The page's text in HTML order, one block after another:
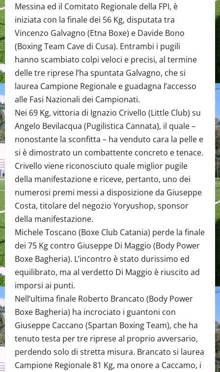
Messina ed il Comitato Regionale della FPI, è
iniziata con la finale dei 56 Kg, disputata tra
Vincenzo Galvagno (Etna Boxe) e Davide Bono
(Boxing Team Cave di Cusa). Entrambi i pugili
hanno scambiato colpi veloci e precisi, al termine
delle tre riprese l’ha spuntata Galvagno, che si
laurea Campione Regionale e guadagna l’accesso
alle Fasi Nazionali dei Campionati.
Nei 69 Kg, vittoria di Ignazio Crivello (Little Club) su
Angelo Bevilacqua (Pugilistica Cannata), il quale –
nonostante la sconfitta – ha venduto cara la pelle e
si è dimostrato un combattente concreto e tenace.
Crivello viene riconosciuto quale miglior pugile
della manifestazione e riceve, pertanto, uno dei
numerosi premi messi a disposizione da Giuseppe
Costa, titolare del negozio Yoryushop, sponsor
della manifestazione.
Michele Toscano (Boxe Club Catania) perde la finale
dei 75 Kg contro Giuseppe Di Maggio (Body Power
Boxe Bagheria). L’incontro è stato durissimo ed
equilibrato, ma al verdetto Di Maggio è riuscito ad
imporsi ai punti.
Nell’ultima finale Roberto Brancato (Body Power
Boxe Bagheria) ha incrociato i guantoni con
Giuseppe Caccano (Spartan Boxing Team), che ha
tenuto testa per tre riprese al proprio avversario,
perdendo solo di stretta misura. Brancato si laurea
Campione Regionale 81 Kg, ma onore a Caccamo, i